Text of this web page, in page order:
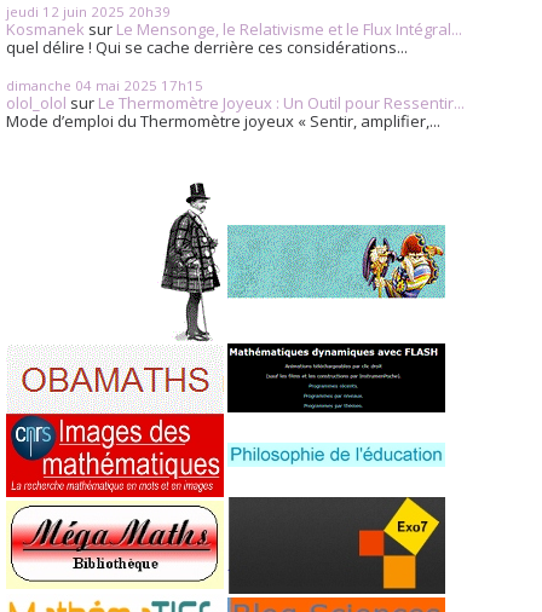
jeudi 12 juin 2025 20h39
Kosmanek sur Le Mensonge, le Relativisme et le Flux Intégral...
quel délire ! Qui se cache derrière ces considérations...
dimanche 04 mai 2025 17h15
olol_olol sur Le Thermomètre Joyeux : Un Outil pour Ressentir...
Mode d’emploi du Thermomètre joyeux « Sentir, amplifier,...